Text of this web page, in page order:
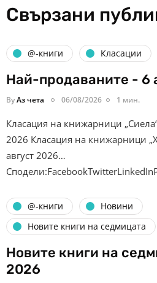
Свързани
@-книги Класации
Най-продаваните - 6
ByАз чета 06/08/2026 1 мин.
Класация на книжарници
2026 Класация на книжарници
август 2026…
@-книги
Новини
Новите книги на седмицата
Новите книги на
2026